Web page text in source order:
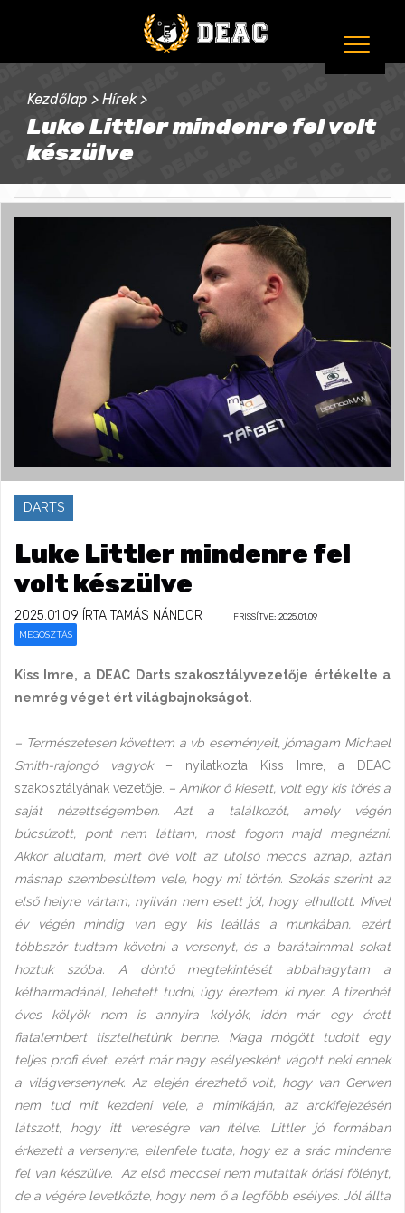
Kezdőlap > Hírek >
Luke Littler mindenre fel volt
készülve
DARTS
Luke Littler mindenre fel
volt készülve
2025.01.09 ÍRTA TAMÁS NÁNDOR FRISSÍTVE: 2025.01.09
MEGOSZTÁS
Kiss Imre, a DEAC Darts szakosztályvezetője értékelte a
nemrég véget ért világbajnokságot.
– Természetesen követtem a vb eseményeit, jómagam Michael
Smith-rajongó vagyok– nyilatkozta Kiss Imre, a DEAC
szakosztályának vezetője. – Amikor ő kiesett, volt egy kis törés a
saját nézettségemben. Azt a találkozót, amely végén
búcsúzott, pont nem láttam, most fogom majd megnézni.
Akkor aludtam, mert övé volt az utolsó meccs aznap, aztán
másnap szembesültem vele, hogy mi történ. Szokás szerint az
első helyre vártam, nyilván nem esett jól, hogy elhullott. Mivel
év végén mindig van egy kis leállás a munkában, ezért
többször tudtam követni a versenyt, és a barátaimmal sokat
hoztuk szóba. A döntő megtekintését abbahagytam a
kétharmadánál, lehetett tudni, úgy éreztem, ki nyer. A tizenhét
éves kölyök nem is annyira kölyök, idén már egy érett
fiatalembert tisztelhetünk benne. Maga mögött tudott egy
teljes profi évet, ezért már nagy esélyesként vágott neki ennek
a világversenynek. Az elején érezhető volt, hogy van Gerwen
nem tud mit kezdeni vele, a mimikáján, az arckifejezésén
látszott, hogy itt vereségre van ítélve. Littler jó formában
érkezett a versenyre, ellenfele tudta, hogy ez a srác mindenre
fel van készülve. Az első meccsei nem mutattak óriási fölényt,
de a végére levetkőzte, hogy nem ő a legfőbb esélyes. Jól állta